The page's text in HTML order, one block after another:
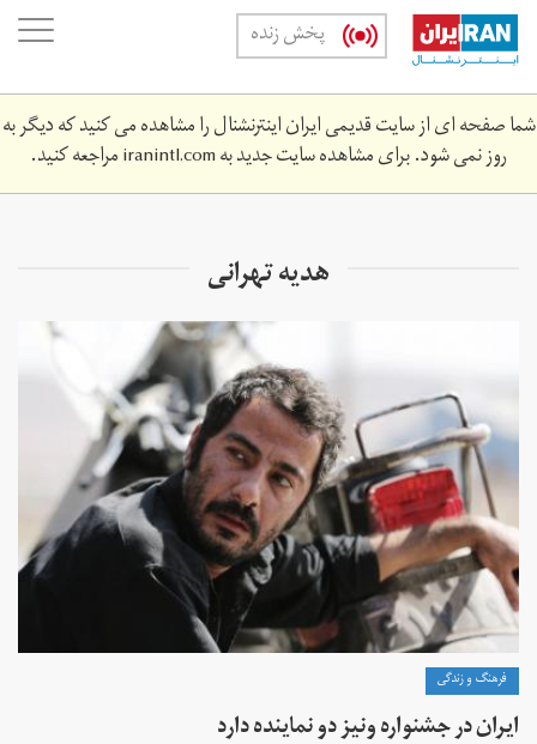
Skip
main
content
پخش زنده
شما صفحه ای از سایت قدیمی ایران اینترنشنال را مشاهده می کنید که دیگر به
روز نمی شود. برای مشاهده سایت جدید بهiranintl.comمراجعه کنید.
هدیه تهرانی
فرهنگ و زندگی
ایران در جشنواره ونیز دو نماینده دارد